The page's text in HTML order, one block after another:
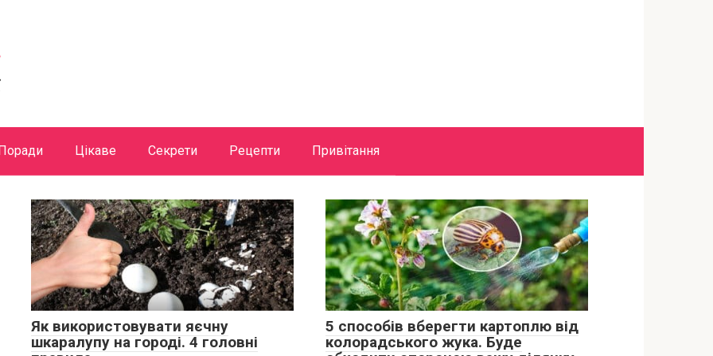
Цікаве Секрети Рецепти Привітання
Як використовувати яєчну
шкаралупу на городі. 4 головні
5 способів вберегти картоплю від
колорадського жука. Буде